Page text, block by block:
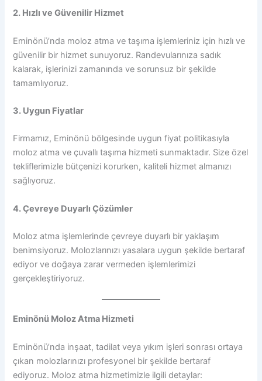
2. Hızlı ve Güvenilir Hizmet
Eminönü’nda moloz atma ve taşıma işlemleriniz için hızlı ve
güvenilir bir hizmet sunuyoruz. Randevularınıza sadık
kalarak, işlerinizi zamanında ve sorunsuz bir şekilde
tamamlıyoruz.
3. Uygun Fiyatlar
Firmamız, Eminönü bölgesinde uygun fiyat politikasıyla
moloz atma ve çuvallı taşıma hizmeti sunmaktadır. Size özel
tekliflerimizle bütçenizi korurken, kaliteli hizmet almanızı
sağlıyoruz.
4. Çevreye Duyarlı Çözümler
Moloz atma işlemlerinde çevreye duyarlı bir yaklaşım
benimsiyoruz. Molozlarınızı yasalara uygun şekilde bertaraf
ediyor ve doğaya zarar vermeden işlemlerimizi
gerçekleştiriyoruz.
Eminönü Moloz Atma Hizmeti
Eminönü’nda inşaat, tadilat veya yıkım işleri sonrası ortaya
çıkan molozlarınızı profesyonel bir şekilde bertaraf
ediyoruz. Moloz atma hizmetimizle ilgili detaylar: